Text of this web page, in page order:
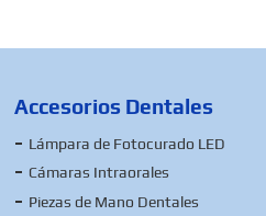
Accesorios Dentales
Lámpara de Fotocurado LED
Cámaras Intraorales
Piezas de Mano Dentales